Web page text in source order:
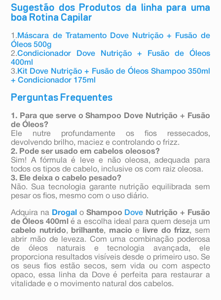
Sugestão dos Produtos da linha para uma
boa Rotina Capilar
1. Máscara de Tratamento Dove Nutrição + Fusão de
Óleos 500g
2.Condicionador Dove Nutrição + Fusão de Óleos
400ml
3. Kit Dove Nutrição + Fusão de Óleos Shampoo 350ml
+ Condicionador 175ml
Perguntas Frequentes
1. Para que serve o Shampoo Dove Nutrição + Fusão
de Óleos?
Ele nutre profundamente os fios ressecados,
devolvendo brilho, maciez e controlando o frizz.
2. Pode ser usado em cabelos oleosos?
Sim! A fórmula é leve e não oleosa, adequada para
todos os tipos de cabelo, inclusive os com raiz oleosa.
3. Ele deixa o cabelo pesado?
Não. Sua tecnologia garante nutrição equilibrada sem
pesar os fios, mesmo com o uso diário.
Adquira na Drogal o Shampoo Dove Nutrição + Fusão
de Óleos 400ml
é a escolha ideal para quem deseja um
cabelo nutrido, brilhante, macio e livre do frizz, sem
abrir mão de leveza. Com uma combinação poderosa
de óleos naturais e tecnologia avançada, ele
proporciona resultados visíveis desde o primeiro uso. Se
os seus fios estão secos, sem vida ou com aspecto
opaco, essa linha da Dove é perfeita para restaurar a
vitalidade e o movimento natural dos cabelos.